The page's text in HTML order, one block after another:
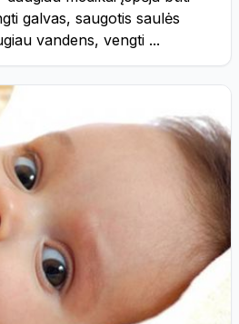
galvas, saugotis saulės
vandens, vengti ...